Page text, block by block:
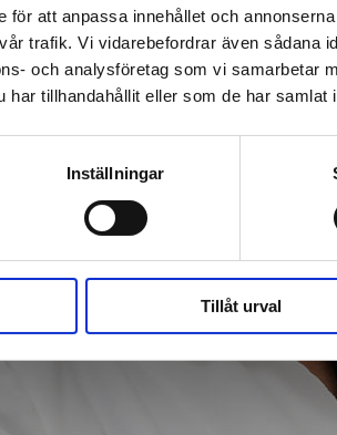
för att anpassa innehållet och
trafik. Vi vidarebefordrar även sådana
och analysföretag som vi samarbetar
har tillhandahållit eller som de har samlat
Inställningar
Tillåt urval